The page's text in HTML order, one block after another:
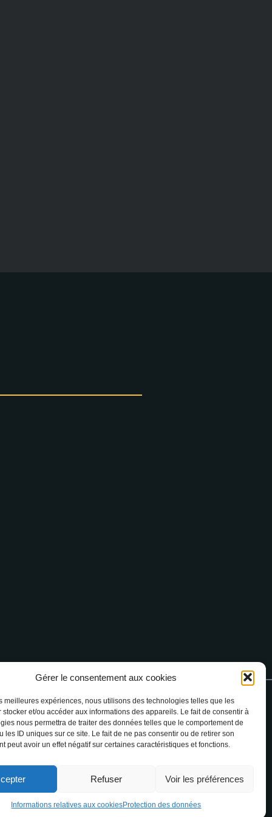
Gérer le consentement aux cookies
meilleures expériences, nous utilisons des technologies telles que les
stocker et/ou accéder aux informations des appareils. Le fait de consentir à
nous permettra de traiter des données telles que le comportement de
les ID uniques sur ce site. Le fait de ne pas consentir ou de retirer son
peut avoir un effet négatif sur certaines caractéristiques et fonctions.
Refuser Voir les préférences
Informations relatives aux cookiesProtection des données
68 76 64 90
: non conforme–Communiquer un événement